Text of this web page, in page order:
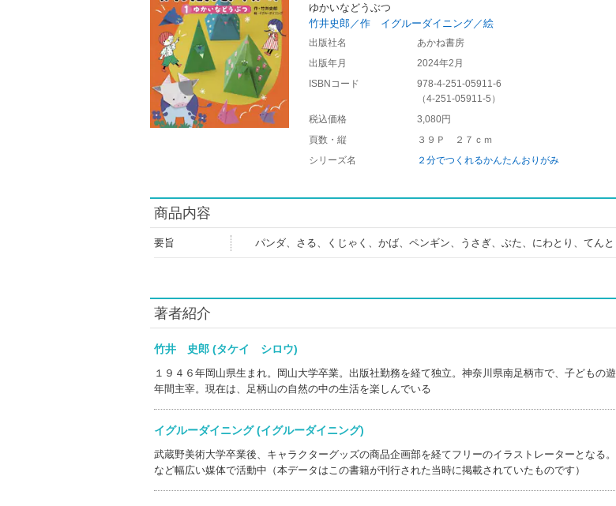
ゆかいなどうぶつ
竹井史郎／作 イグルーダイニング／絵
出版社名
あかね書房
出版年月
2024年2月
ISBNコード
978-4-251-05911-6
（4-251-05911-5 ）
税込価格
3,080円
頁数・縦
３９Ｐ ２７ｃｍ
シリーズ名
２分でつくれるかんたんおりがみ
商品内容
要旨 パンダ、さる、くじゃく、かば、ペンギン、うさぎ、ぶた、にわとり、てんと
著者紹介
竹井 史郎 (タケイ シロウ)
１９４６年岡山県生まれ。岡山大学卒業。出版社勤務を経て独立。神奈川県南足柄市で、子どもの
年間主宰。現在は、足柄山の自然の中の生活を楽しんでいる
イグルーダイニング (イグルーダイニング)
武蔵野美術大学卒業後、キャラクターグッズの商品企画部を経てフリーのイラストレーターとなる
など幅広い媒体で活動中（本データはこの書籍が刊行された当時に掲載されていたものです）